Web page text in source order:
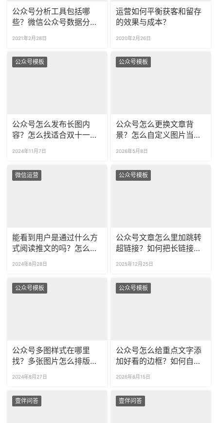
公众号分析工具包括哪
些？微信公众号数据分析
2021年2月28日
运营如何平衡获客和留存
的效果与成本？
2020年2月26日
公众号模板
公众号怎么发布长图内
容？怎么找适合双十一的
2024年11月7日
公众号模板
公众号怎么更换文章背
景？怎么自定义图片当背
2026年5月8日
微信运营
能看到用户是通过什么方
式阅读推文的吗？怎么看
2024年8月28日
公众号模板
公众号文章怎么里加跳转
超链接？如何把长链接缩
2025年12月25日
公众号模板
公众号多图样式在哪里
找？多张图片怎么排版好
2024年8月27日
公众号模板
公众号怎么给重点文字添
加好看的边框？如何自定
2026年6月15日
壹伴问答 壹伴问答